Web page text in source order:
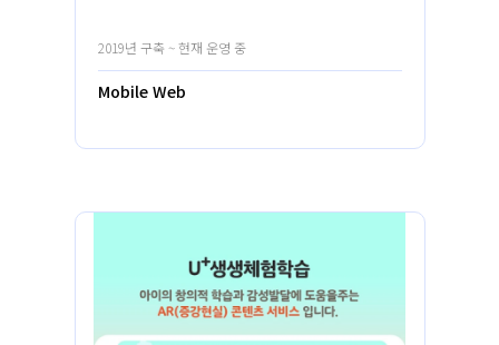
2019년 구축 ~ 현재 운영 중
Mobile Web